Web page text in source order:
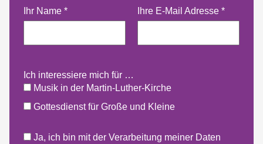
Ihr Name * Ihre E-Mail Adresse *
Ich interessiere mich für …
Musik in der Martin-Luther-Kirche
Gottesdienst für Große und Kleine
Ja, ich bin mit der Verarbeitung meiner Daten